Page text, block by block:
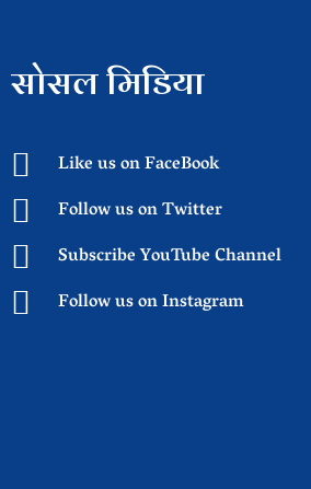
सोसल मिडिया
Like us on FaceBook
Follow us on Twitter
Subscribe YouTube Channel
Follow us on Instagram